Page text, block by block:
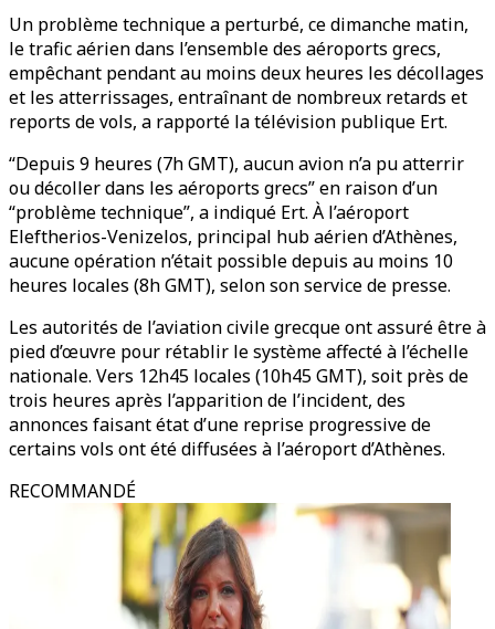
Un problème technique a perturbé, ce dimanche matin,
le trafic aérien dans l’ensemble des aéroports grecs,
empêchant pendant au moins deux heures les décollages
et les atterrissages, entraînant de nombreux retards et
reports de vols, a rapporté la télévision publique Ert.
“Depuis 9 heures (7h GMT), aucun avion n’a pu atterrir
ou décoller dans les aéroports grecs” en raison d’un
“problème technique”, a indiqué Ert. À l’aéroport
Eleftherios-Venizelos, principal hub aérien d’Athènes,
aucune opération n’était possible depuis au moins 10
heures locales (8h GMT), selon son service de presse.
Les autorités de l’aviation civile grecque ont assuré être à
pied d’œuvre pour rétablir le système affecté à l’échelle
nationale. Vers 12h45 locales (10h45 GMT), soit près de
trois heures après l’apparition de l’incident, des
annonces faisant état d’une reprise progressive de
certains vols ont été diffusées à l’aéroport d’Athènes.
RECOMMANDÉ